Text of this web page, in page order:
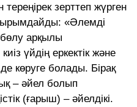
тереңірек зерттеп жүрген
«Әлемді
бөлу арқылы
үйдің еркектік және
көруге болады. Бірақ
– әйел болып
(ғарыш) – әйелдікі.